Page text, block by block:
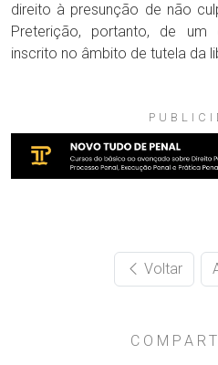
direito à presunção de não
Preterição, portanto, de um
inscrito no âmbito de tutela da
Voltar